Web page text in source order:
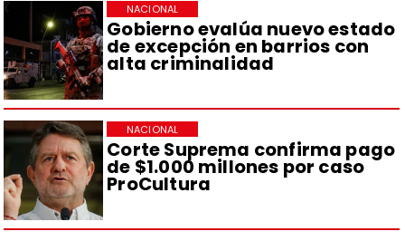
Gobierno evalúa nuevo estado
de excepción en barrios con
alta criminalidad
NACIONAL
Corte Suprema confirma pago
de $1.000 millones por caso
ProCultura
NACIONAL